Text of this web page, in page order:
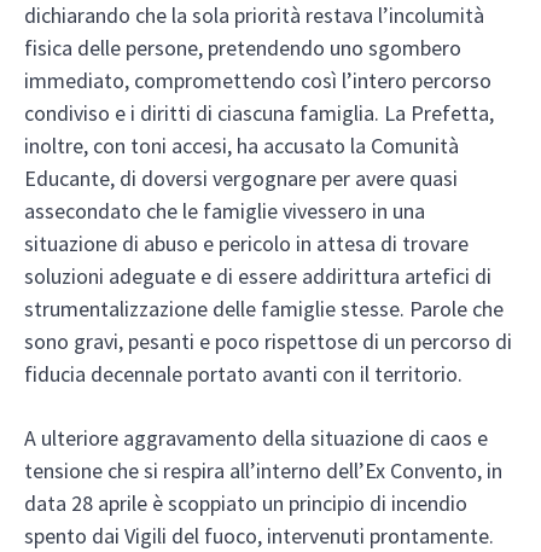
dichiarando che la sola priorità restava l’incolumità
fisica delle persone, pretendendo uno sgombero
immediato, compromettendo così l’intero percorso
condiviso e i diritti di ciascuna famiglia. La Prefetta,
inoltre, con toni accesi, ha accusato la Comunità
Educante, di doversi vergognare per avere quasi
assecondato che le famiglie vivessero in una
situazione di abuso e pericolo in attesa di trovare
soluzioni adeguate e di essere addirittura artefici di
strumentalizzazione delle famiglie stesse. Parole che
sono gravi, pesanti e poco rispettose di un percorso di
fiducia decennale portato avanti con il territorio.
A ulteriore aggravamento della situazione di caos e
tensione che si respira all’interno dell’Ex Convento, in
data 28 aprile è scoppiato un principio di incendio
spento dai Vigili del fuoco, intervenuti prontamente.